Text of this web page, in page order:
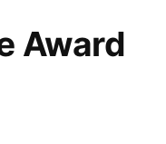
Award